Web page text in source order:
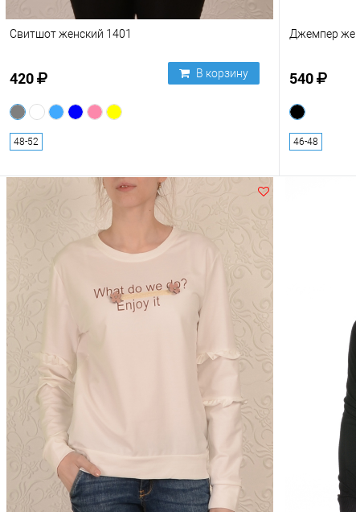
Свитшот женский 1401
420 В корзину
48-52
Джемпер
540
46-48